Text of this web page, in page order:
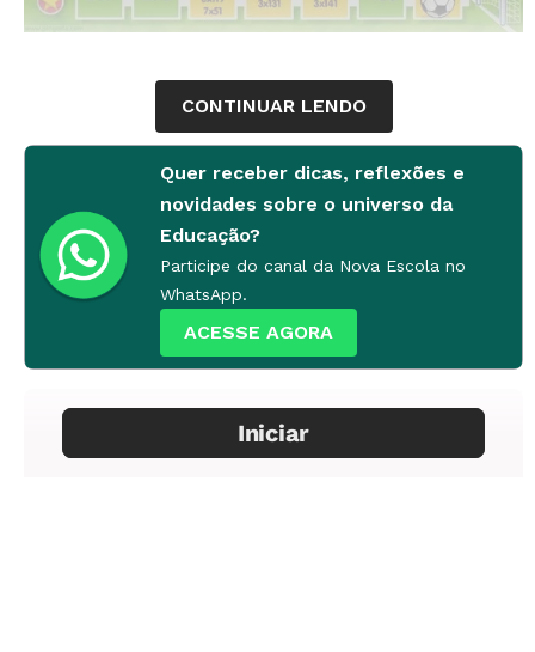
CONTINUAR LENDO
Quer receber dicas, reflexões e
novidades sobre o universo da
Educação?
Participe do canal da Nova Escola no
WhatsApp.
ACESSE AGORA